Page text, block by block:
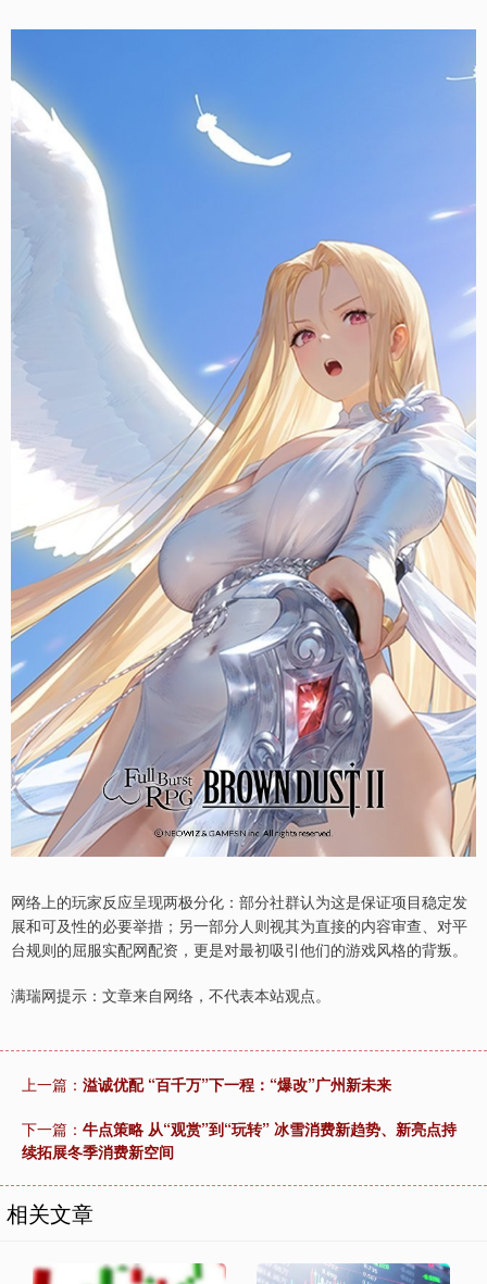
网络上的玩家反应呈现两极分化：部分社群认为这是保证项目稳定发
展和可及性的必要举措；另一部分人则视其为直接的内容审查、对平
台规则的屈服实配网配资，更是对最初吸引他们的游戏风格的背叛。
满瑞网提示：文章来自网络，不代表本站观点。
上一篇： 溢诚优配 “百千万”下一程：“爆改”广州新未来
下一篇： 牛点策略 从“观赏”到“玩转” 冰雪消费新趋势、新亮点持
续拓展冬季消费新空间
相关文章